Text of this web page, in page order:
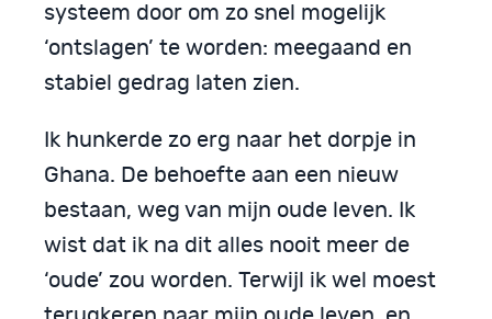
systeem door om zo snel mogelijk
‘ontslagen’ te worden: meegaand en
stabiel gedrag laten zien.
Ik hunkerde zo erg naar het dorpje in
Ghana. De behoefte aan een nieuw
bestaan, weg van mijn oude leven. Ik
wist dat ik na dit alles nooit meer de
‘oude’ zou worden. Terwijl ik wel moest